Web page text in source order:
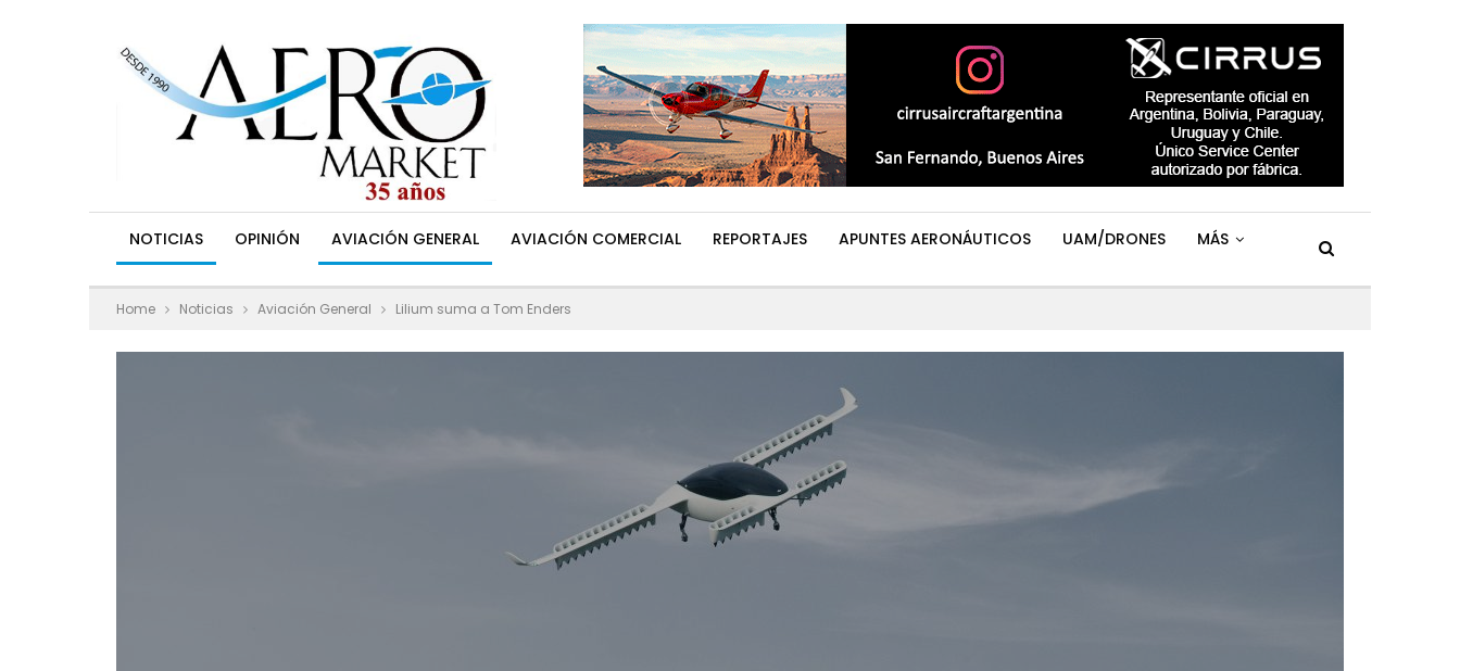
NOTICIAS OPINIÓN AVIACIÓN GENERAL AVIACIÓN COMERCIAL REPORTAJES APUNTES AERONÁUTICOS UAM/DRONES MÁS
Home Noticias Aviación General Lilium suma a Tom Enders